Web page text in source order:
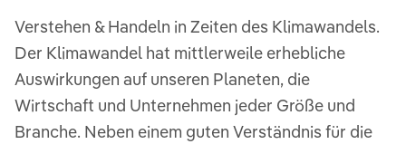
Verstehen & Handeln in Zeiten des Klimawandels.
Der Klimawandel hat mittlerweile erhebliche
Auswirkungen auf unseren Planeten, die
Wirtschaft und Unternehmen jeder Größe und
Branche. Neben einem guten Verständnis für die